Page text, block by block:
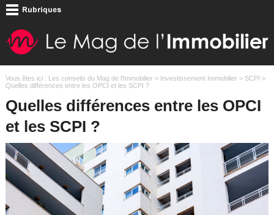
Vous êtes ici : Les conseils du Mag de l'Immobilier> Investissement Immobilier> SCPI >
Quelles différences entre les OPCI et les SCPI ?
Quelles différences entre les OPCI
et les SCPI ?